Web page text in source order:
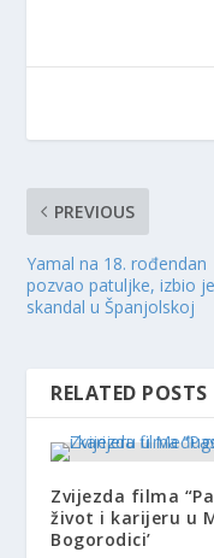
PREVIOUS
Yamal na 18. rođendan
pozvao patuljke, izbio je
skandal u Španjolskoj
RELATED POSTS
Zvijezda filma
život i karijeru u
Bogorodici’